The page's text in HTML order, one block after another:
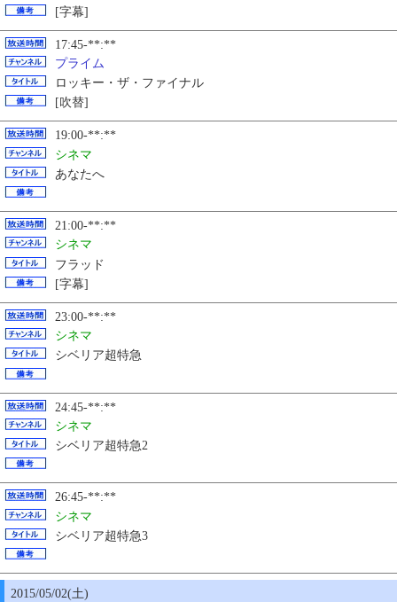
[字幕]
17:45-**:**
プライム
ロッキー・ザ・ファイナル
[吹替]
19:00-**:**
シネマ
あなたへ
21:00-**:**
シネマ
フラッド
[字幕]
23:00-**:**
シネマ
シベリア超特急
24:45-**:**
シネマ
シベリア超特急2
26:45-**:**
シネマ
シベリア超特急3
2015/05/02(土)